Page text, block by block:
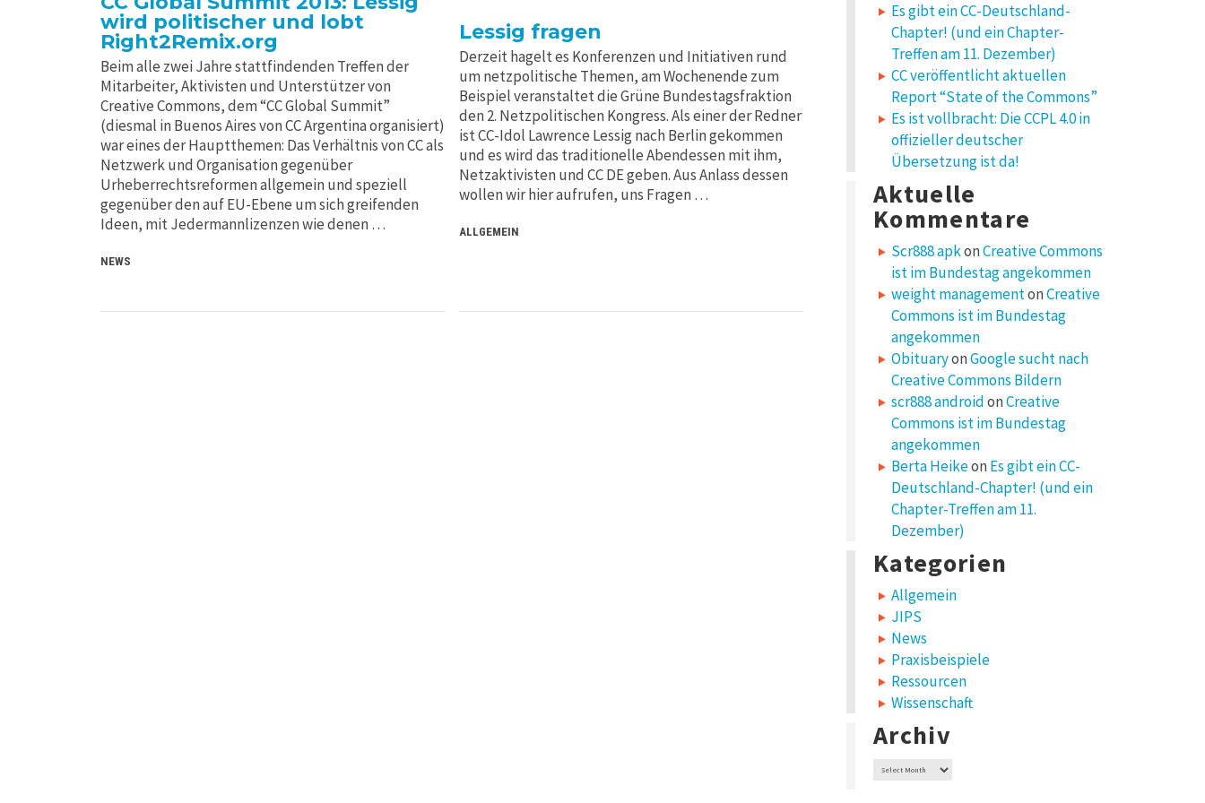
wird politischer und lobt
Right2Remix.org
Beim alle zwei Jahre stattfindenden Treffen der
Mitarbeiter, Aktivisten und Unterstützer von
Creative Commons, dem “CC Global Summit”
(diesmal in Buenos Aires von CC Argentina organisiert)
war eines der Hauptthemen: Das Verhältnis von CC als
Netzwerk und Organisation gegenüber
Urheberrechtsreformen allgemein und speziell
gegenüber den auf EU-Ebene um sich greifenden
Ideen, mit Jedermannlizenzen wie denen …
NEWS
Lessig fragen
Derzeit hagelt es Konferenzen und Initiativen rund
um netzpolitische Themen, am Wochenende zum
Beispiel veranstaltet die Grüne Bundestagsfraktion
den 2. Netzpolitischen Kongress. Als einer der Redner
ist CC-Idol Lawrence Lessig nach Berlin gekommen
und es wird das traditionelle Abendessen mit ihm,
Netzaktivisten und CC DE geben. Aus Anlass dessen
wollen wir hier aufrufen, uns Fragen …
ALLGEMEIN
Es gibt ein CC-Deutschland-
Chapter! (und ein Chapter-
Treffen am 11. Dezember)
CC veröffentlicht aktuellen
Report “State of the Commons”
Es ist vollbracht: Die CCPL 4.0 in
offizieller deutscher
Übersetzung ist da!
Aktuelle
Kommentare
Scr888 apkonCreative Commons
ist im Bundestag angekommen
weight managementonCreative
Commons ist im Bundestag
angekommen
ObituaryonGoogle sucht nach
Creative Commons Bildern
scr888 androidonCreative
Commons ist im Bundestag
angekommen
Berta Heikeon Es gibt ein CC-
Deutschland-Chapter! (und ein
Chapter-Treffen am 11.
Dezember)
Kategorien
Allgemein
JIPS
News
Praxisbeispiele
Ressourcen
Wissenschaft
Archiv
Archiv